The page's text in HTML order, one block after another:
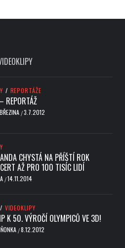
/ REPORTÁŽE
REPORTÁŽ
/3.7.2012
CHYSTÁ NA PŘÍŠTÍ ROK
AŽ PRO 100 TISÍC LIDÍ
/14.11.2014
/ VIDEOKLIPY
K 50. VÝROČÍ OLYMPICŮ VE 3D!
/8.12.2012